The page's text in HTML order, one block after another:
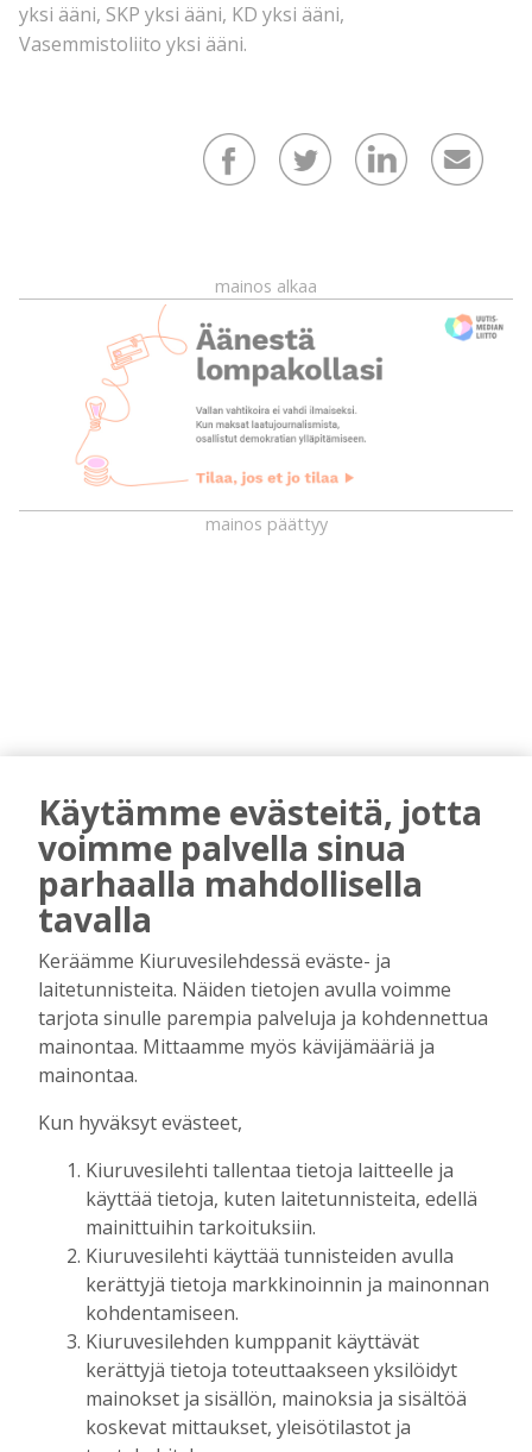
yksi ääni, SKP yksi ääni, KD yksi ääni,
Vasemmistoliito yksi ääni.
mainos alkaa
mainos päättyy
Kiuruvedelle ja Iisalmeen
ostopalvelulääkäri – tarkoituksena on
helpottaa kaupunkien lääkäripulaa
Tilaajille
Aku Laatikainen 7.8.2026 12:00
Golftapahtuma tuotti jälleen komeasti
tukea Kiuruveden nuorille – palkittavat
julkaistaan loppuvuodesta
Tilaajille
Aku Laatikainen
Biokaasu, Hingunniemi, tiet,
rahoitusasiat, työllisyys, lääkäripula… –
ministeri Sari Essayahin kanssa piisasi
keskustelunaiheita
Tilaajille
Aku Laatikainen 6.8.2026 16:00
OP Kaskimaan vakavaraisuus vahvistui –
korkotason muutos heijastui alkuvuoden
tulokseen
Tilaajille
Toimitus
Käytämme evästeitä, jotta
voimme palvella sinua
parhaalla mahdollisella
tavalla
Keräämme Kiuruvesilehdessä eväste- ja
laitetunnisteita. Näiden tietojen avulla voimme
tarjota sinulle parempia palveluja ja kohdennettua
mainontaa. Mittaamme myös kävijämääriä ja
mainontaa.
Kun hyväksyt evästeet,
Kiuruvesilehti tallentaa tietoja laitteelle ja
käyttää tietoja, kuten laitetunnisteita, edellä
mainittuihin tarkoituksiin.
Kiuruvesilehti käyttää tunnisteiden avulla
kerättyjä tietoja markkinoinnin ja mainonnan
kohdentamiseen.
Kiuruvesilehden kumppanit käyttävät
kerättyjä tietoja toteuttaakseen yksilöidyt
mainokset ja sisällön, mainoksia ja sisältöä
koskevat mittaukset, yleisötilastot ja